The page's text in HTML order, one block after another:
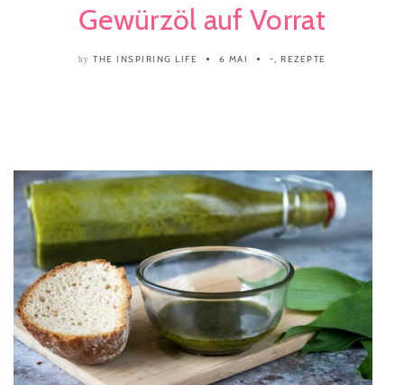
Gewürzöl auf Vorrat
by THE INSPIRING LIFE 6 MAI -, REZEPTE